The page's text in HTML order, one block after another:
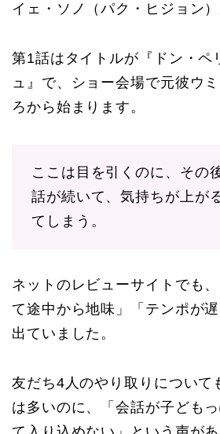
イェ・ソノ（パク・ヒジョン）
第1話はタイトルが『ドン・ペ
ュ』で、ショー会場で元彼ウ
ろから始まります。
ここは目を引くのに、その
話が続いて、気持ちが上が
てしまう。
ネットのレビューサイトでも
て途中から地味」「テンポが
出ていました。
友だち4人のやり取りについて
は多いのに、「会話が子ども